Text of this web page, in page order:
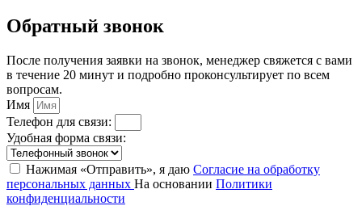
Обратный звонок
После получения заявки на звонок, менеджер свяжется с вами
в течение 20 минут и подробно проконсультирует по всем
вопросам.
Имя
Телефон для связи:
Удобная форма связи:
Нажимая «Отправить», я даю Согласие на обработку
персональных данных На основании Политики
конфиденциальности